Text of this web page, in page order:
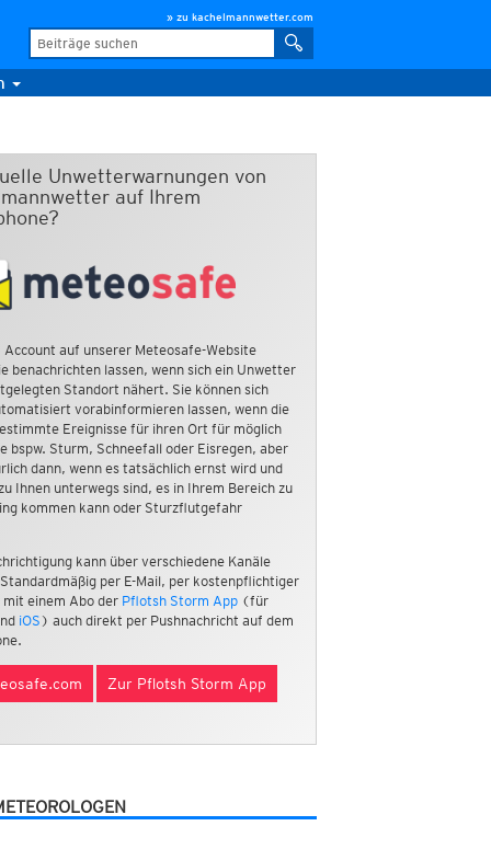
» zu kachelmannwetter.com
Unwetterwarnungen von
auf Ihrem
Account auf unserer Meteosafe-Website
benachrichten lassen, wenn sich ein Unwetter
Standort nähert. Sie können sich
vorabinformieren lassen, wenn die
Ereignisse für ihren Ort für möglich
bspw. Sturm, Schneefall oder Eisregen, aber
dann, wenn es tatsächlich ernst wird und
Ihnen unterwegs sind, es in Ihrem Bereich zu
kommen kann oder Sturzflutgefahr
kann über verschiedene Kanäle
per E-Mail, per kostenpflichtiger
mit einem Abo der Pflotsh Storm App(für
iOS ) auch direkt per Pushnachricht auf dem
Zur Pflotsh Storm App